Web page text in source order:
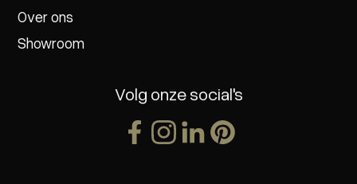
Over ons
Showroom
Volg onze social's